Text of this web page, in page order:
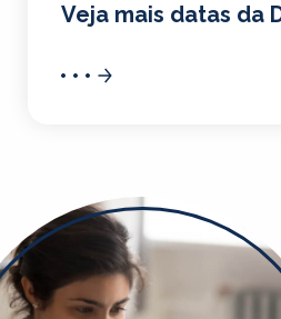
Veja mais datas da